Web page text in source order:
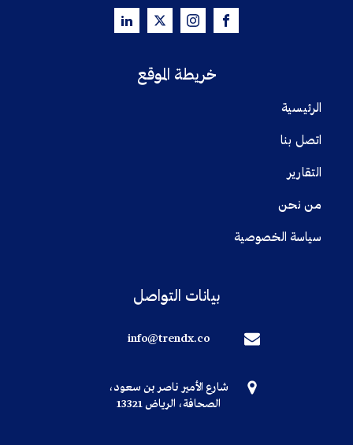
خريطة الموقع
الرئيسية
اتصل بنا
التقارير
من نحن
سياسة الخصوصية
بيانات التواصل
info@trendx.co
شارع الأمير ناصر بن سعود،
الصحافة، الرياض 13321